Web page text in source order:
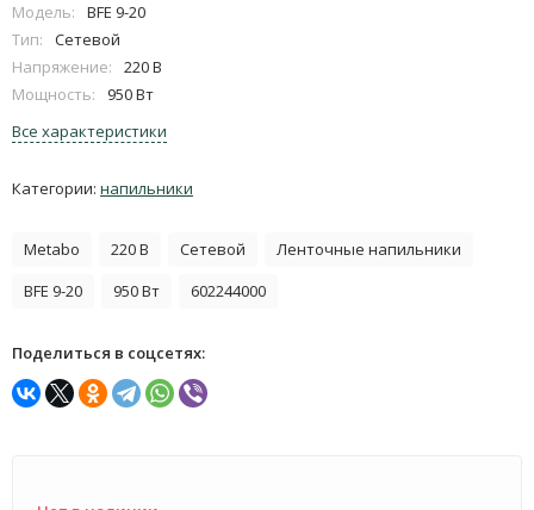
Модель:
BFE 9-20
Тип:
Сетевой
Напряжение:
220 В
Мощность:
950 Вт
Все характеристики
Категории: напильники
Metabo 220 В Сетевой
Ленточные напильники
BFE 9-20
950 Вт 602244000
Поделиться в соцсетях: